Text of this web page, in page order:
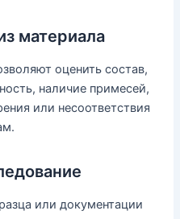
материала
оценить состав,
наличие примесей,
или несоответствия
или документации